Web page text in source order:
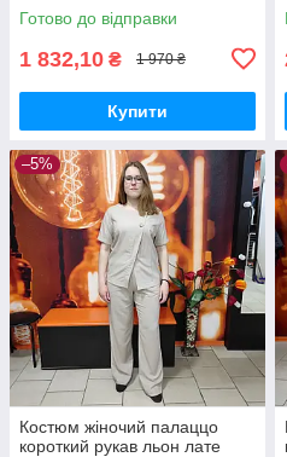
Готово до відправки
1 832,10 ₴ 1 970 ₴
Купити
–5%
Костюм жіночий палаццо
короткий рукав льон лате